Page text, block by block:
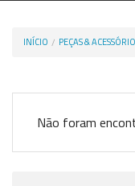
Histórico
INÍCIO PEÇAS &
Não foram